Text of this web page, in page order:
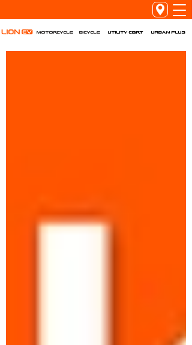
Motorcycle Bicycle Utility Cart URBAN PLUS